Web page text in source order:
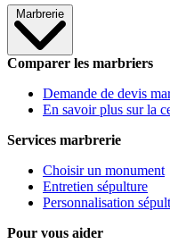
Marbrerie
Comparer les marbriers
Demande de devis
En savoir plus sur la
Services marbrerie
Choisir un monument
Entretien sépulture
Personnalisation
Pour vous aider